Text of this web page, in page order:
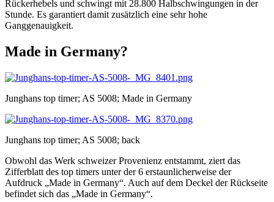
Rückerhebels und schwingt mit 28.800 Halbschwingungen in der
Stunde. Es garantiert damit zusätzlich eine sehr hohe
Ganggenauigkeit.
Made in Germany?
Junghans top timer; AS 5008; Made in Germany
Junghans top timer; AS 5008; back
Obwohl das Werk schweizer Provenienz entstammt, ziert das
Zifferblatt des top timers unter der 6 erstaunlicherweise der
Aufdruck „Made in Germany“. Auch auf dem Deckel der Rückseite
befindet sich das „Made in Germany“.